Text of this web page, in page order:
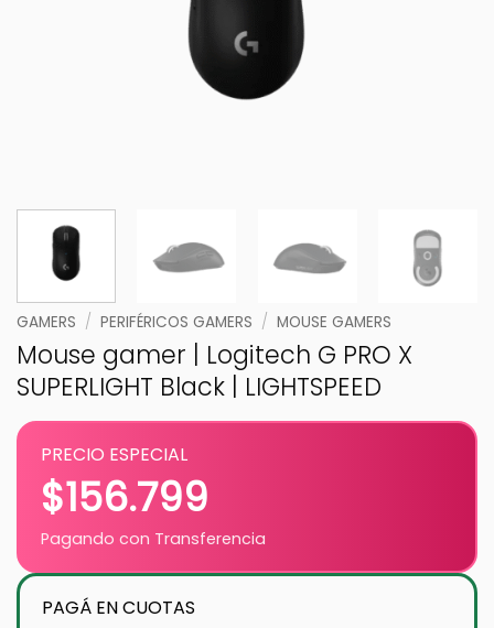
GAMERS / PERIFÉRICOS GAMERS / MOUSE GAMERS
Mouse gamer | Logitech G PRO X
SUPERLIGHT Black | LIGHTSPEED
PRECIO ESPECIAL
$156.799
Pagando con Transferencia
PAGÁ EN CUOTAS